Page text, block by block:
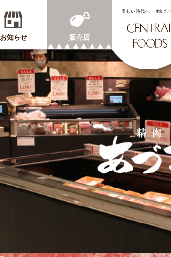
お知らせ 販売店